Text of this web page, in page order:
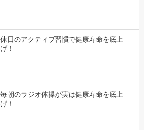
休日のアクティブ習慣で健康寿命を底上
げ！
毎朝のラジオ体操が実は健康寿命を底上
げ！